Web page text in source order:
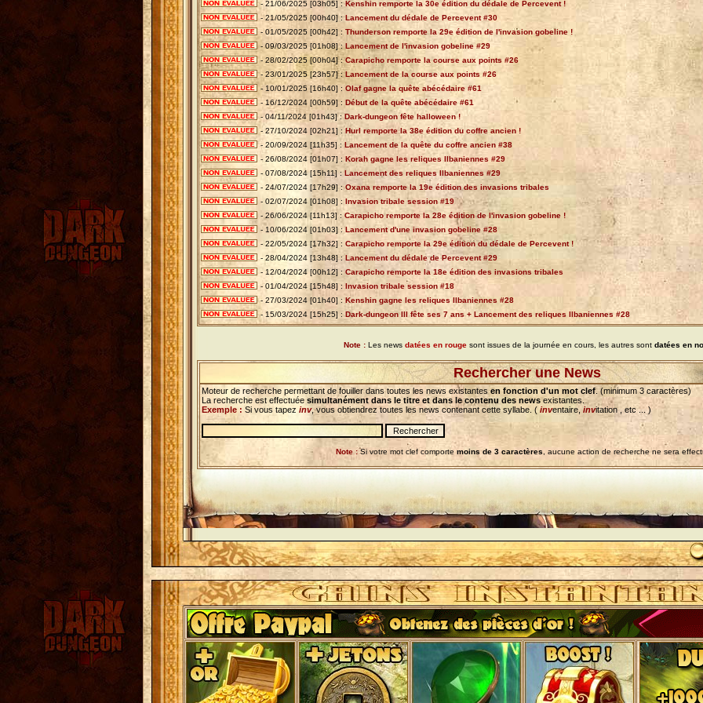
- 21/06/2025 [03h05] :Kenshin remporte la 30e édition du dédale de Percevent !
- 21/05/2025 [00h40] :Lancement du dédale de Percevent #30
- 01/05/2025 [00h42] : Thunderson remporte la 29e édition de l'invasion gobeline !
- 09/03/2025 [01h08] :Lancement de l'invasion gobeline #29
- 28/02/2025 [00h04] :Carapicho remporte la course aux points #26
- 23/01/2025 [23h57] :Lancement de la course aux points #26
- 10/01/2025 [16h40] : Olaf gagne la quête abécédaire #61
- 16/12/2024 [00h59] : Début de la quête abécédaire #61
- 04/11/2024 [01h43] :Dark-dungeon fête halloween !
- 27/10/2024 [02h21] :Hurl remporte la 38e édition du coffre ancien !
- 20/09/2024 [11h35] : Lancement de la quête du coffre ancien #38
- 26/08/2024 [01h07] : Korah gagne les reliques Ilbaniennes #29
- 07/08/2024 [15h11] :Lancement des reliques Ilbaniennes #29
- 24/07/2024 [17h29] :Oxana remporte la 19e édition des invasions tribales
- 02/07/2024 [01h08] : Invasion tribale session #19
- 26/06/2024 [11h13] :Carapicho remporte la 28e édition de l'invasion gobeline !
- 10/06/2024 [01h03] :Lancement d'une invasion gobeline #28
- 22/05/2024 [17h32] : Carapicho remporte la 29e édition du dédale de Percevent !
- 28/04/2024 [13h48] : Lancement du dédale de Percevent #29
- 12/04/2024 [00h12] : Carapicho remporte la 18e édition des invasions tribales
- 01/04/2024 [15h48] : Invasion tribale session #18
- 27/03/2024 [01h40] : Kenshin gagne les reliques Ilbaniennes #28
- 15/03/2024 [15h25] :Dark-dungeon III fête ses 7 ans + Lancement des reliques Ilbaniennes #28
Note :Les news datées en rougesont issues de la journée en cours, les autres sont datées en
Rechercher une News
Moteur de recherche permettant de fouiller dans toutes les news existantesen fonction d'un mot clef. (minimum 3 caractères)
La recherche est effectuée simultanément dans le titre et dans le contenu des news existantes.
Exemple : Si vous tapez inv, vous obtiendrez toutes les news contenant cette syllabe. ( inventaire, invitation , etc ... )
Note :Si votre mot clef comporte moins de 3 caractères , aucune action de recherche ne sera